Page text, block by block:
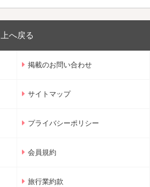
上へ戻る
掲載のお問い合わせ
サイトマップ
プライバシーポリシー
会員規約
旅行業約款